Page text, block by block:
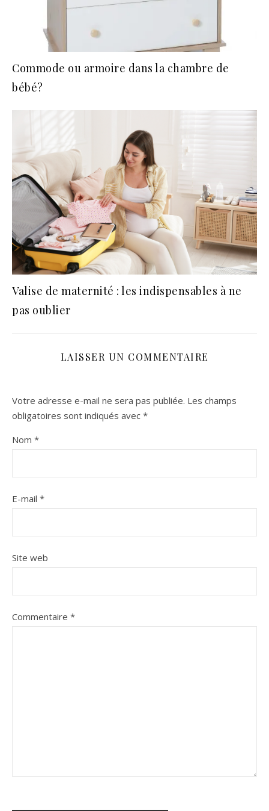
Commode ou armoire dans la chambre de
bébé?
Valise de maternité : les indispensables à ne
pas oublier
LAISSER UN COMMENTAIRE
Votre adresse e-mail ne sera pas publiée. Les champs
obligatoires sont indiqués avec *
Nom *
E-mail *
Site web
Commentaire *